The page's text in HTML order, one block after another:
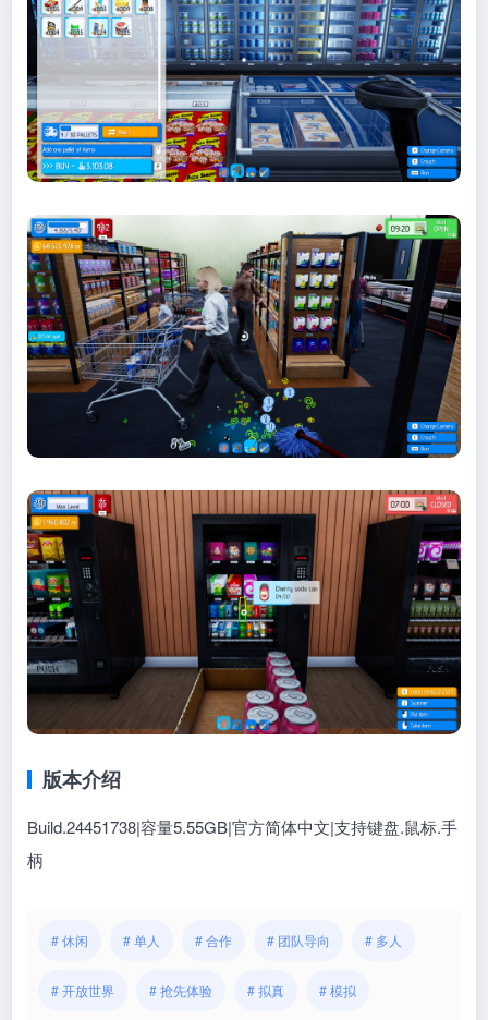
版本介绍
Build.24451738|容量5.55GB|官方简体中文|支持键盘.鼠标.手
柄
# 休闲 # 单人 # 合作 # 团队导向 # 多人
# 开放世界 # 抢先体验 # 拟真 # 模拟